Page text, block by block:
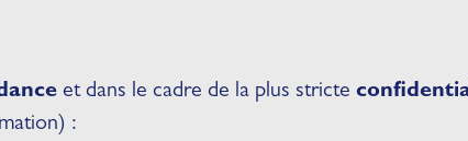
et dans le cadre de la plus stricte
: